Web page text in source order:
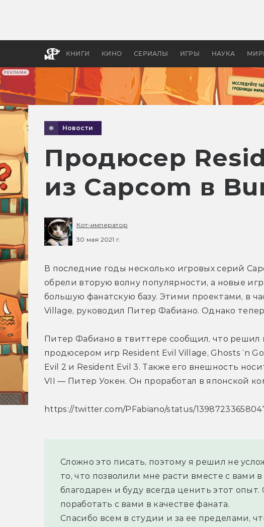
РЕКЛАМА
КНИГИ КИНО СЕРИАЛЫ ИГРЫ НАУКА
апокалипсис, в
Новости
Продюсер
из Capcom в
Кот-император
30 мая 2021 г.
В последние годы несколько игровых серий
обрели вторую волну популярности, а новые
большую фанатскую базу. Этими проектами, в
Village, руководил Питер Фабиано. Однако
Питер Фабиано в твиттере сообщил, что решил
продюсером игр Resident Evil Village, Ghosts ‘n
Evil 2 и Resident Evil 3. Также его внешность
VII — Питер Уокен. Он проработал в японской
https://twitter.com/PFabiano/status/
Сложно это писать, поэтому я решил не
то, что позволили мне расти вместе с вами
благодарен и буду всегда ценить этот
поработать с вами в качестве фаната.
Спасибо всем в студии и за ее пределами,